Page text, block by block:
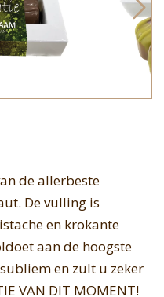
de allerbeste
De vulling is
en krokante
aan de hoogste
en zult u zeker
VAN DIT MOMENT!